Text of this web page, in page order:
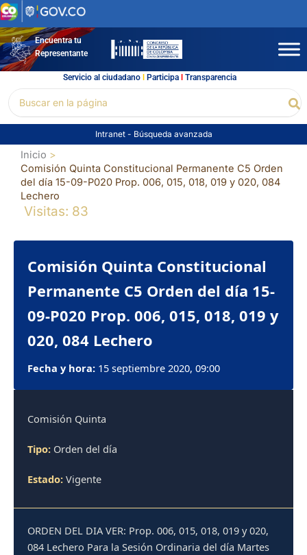
Ir
al
contenidoEncuentra tu
Representante
Servicio al ciudadano l Participal Transparencia
por:
Intranet - Búsqueda avanzada
Inicio
Comisión Quinta Constitucional Permanente C5 Orden
del día 15-09-P020 Prop. 006, 015, 018, 019 y 020, 084
Lechero
Visitas: 83
Comisión Quinta Constitucional
Permanente C5 Orden del día 15-
09-P020 Prop. 006, 015, 018, 019 y
020, 084 Lechero
Fecha y hora: 15 septiembre 2020, 09:00
Comisión Quinta
Tipo: Orden del día
Estado: Vigente
ORDEN DEL DIA VER: Prop. 006, 015, 018, 019 y 020,
084 Lechero Para la Sesión Ordinaria del día Martes